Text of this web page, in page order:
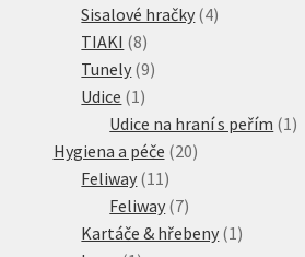
produkty
Sisalové hračky 44
TIAKI 88
produktů
Tunely 99
Udice 1 1
produkt
Udice na hraní s peřím 1 1
Hygiena a péče 2020
Feliway 11 11
produktů
Feliway 77
produktů
Kartáče & hřebeny 1 1